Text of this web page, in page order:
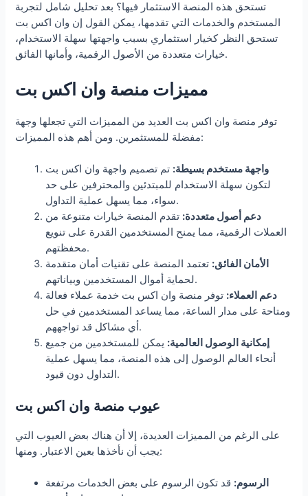
تستحق هذه المنصة الاستثمار فيها؟ بعد تحليل شامل لتجربة
المستخدم والخدمات التي تقدمها، يمكن القول إن وان اكس بت
تستحق النظر كخيار استثماري بسبب واجهتها سهلة الاستخدام،
خيارات متعددة من الأصول الرقمية، وأمانها الفائق.
مميزات منصة وان اكس بت
توفر منصة وان اكس بت العديد من المميزات التي تجعلها وجهة
مفضلة للمستثمرين. ومن أهم هذه المميزات:
واجهة مستخدم بسيطة: تم تصميم واجهة وان اكس بت
لتكون سهلة الاستخدام للمبتدئين والمحترفين على حد
سواء، مما يسهل عملية التداول.
دعم أصول متعددة: تقدم المنصة خيارات متنوعة من
العملات الرقمية، مما يمنح المستخدمين القدرة على تنويع
محفظتهم.
الأمان الفائق: تعتمد المنصة على تقنيات أمان متقدمة
لحماية أموال المستخدمين وبياناتهم.
دعم العملاء: توفر منصة وان اكس بت خدمة عملاء فعالة
ومتاحة على مدار الساعة، مما يساعد المستخدمين في حل
أي مشاكل قد تواجههم.
إمكانية الوصول العالمية: يمكن للمستخدمين من جميع
أنحاء العالم الوصول إلى هذه المنصة، مما يسهل عملية
التداول دون قيود.
عيوب منصة وان اكس بت
على الرغم من المميزات العديدة، إلا أن هناك بعض العيوب التي
يجب أن نأخذها بعين الاعتبار. ومنها:
الرسوم: قد تكون الرسوم على بعض الخدمات مرتفعة